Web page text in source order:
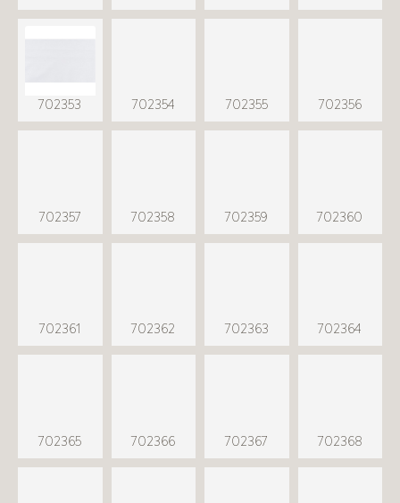
702353 702354 702355 702356
702357 702358 702359 702360
702361 702362 702363 702364
702365 702366 702367 702368